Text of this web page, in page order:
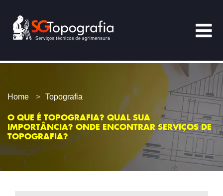
Home Topografia
O QUE É TOPOGRAFIA? QUAL SUA
IMPORTÂNCIA? ONDE ENCONTRAR SERVIÇOS DE
TOPOGRAFIA?